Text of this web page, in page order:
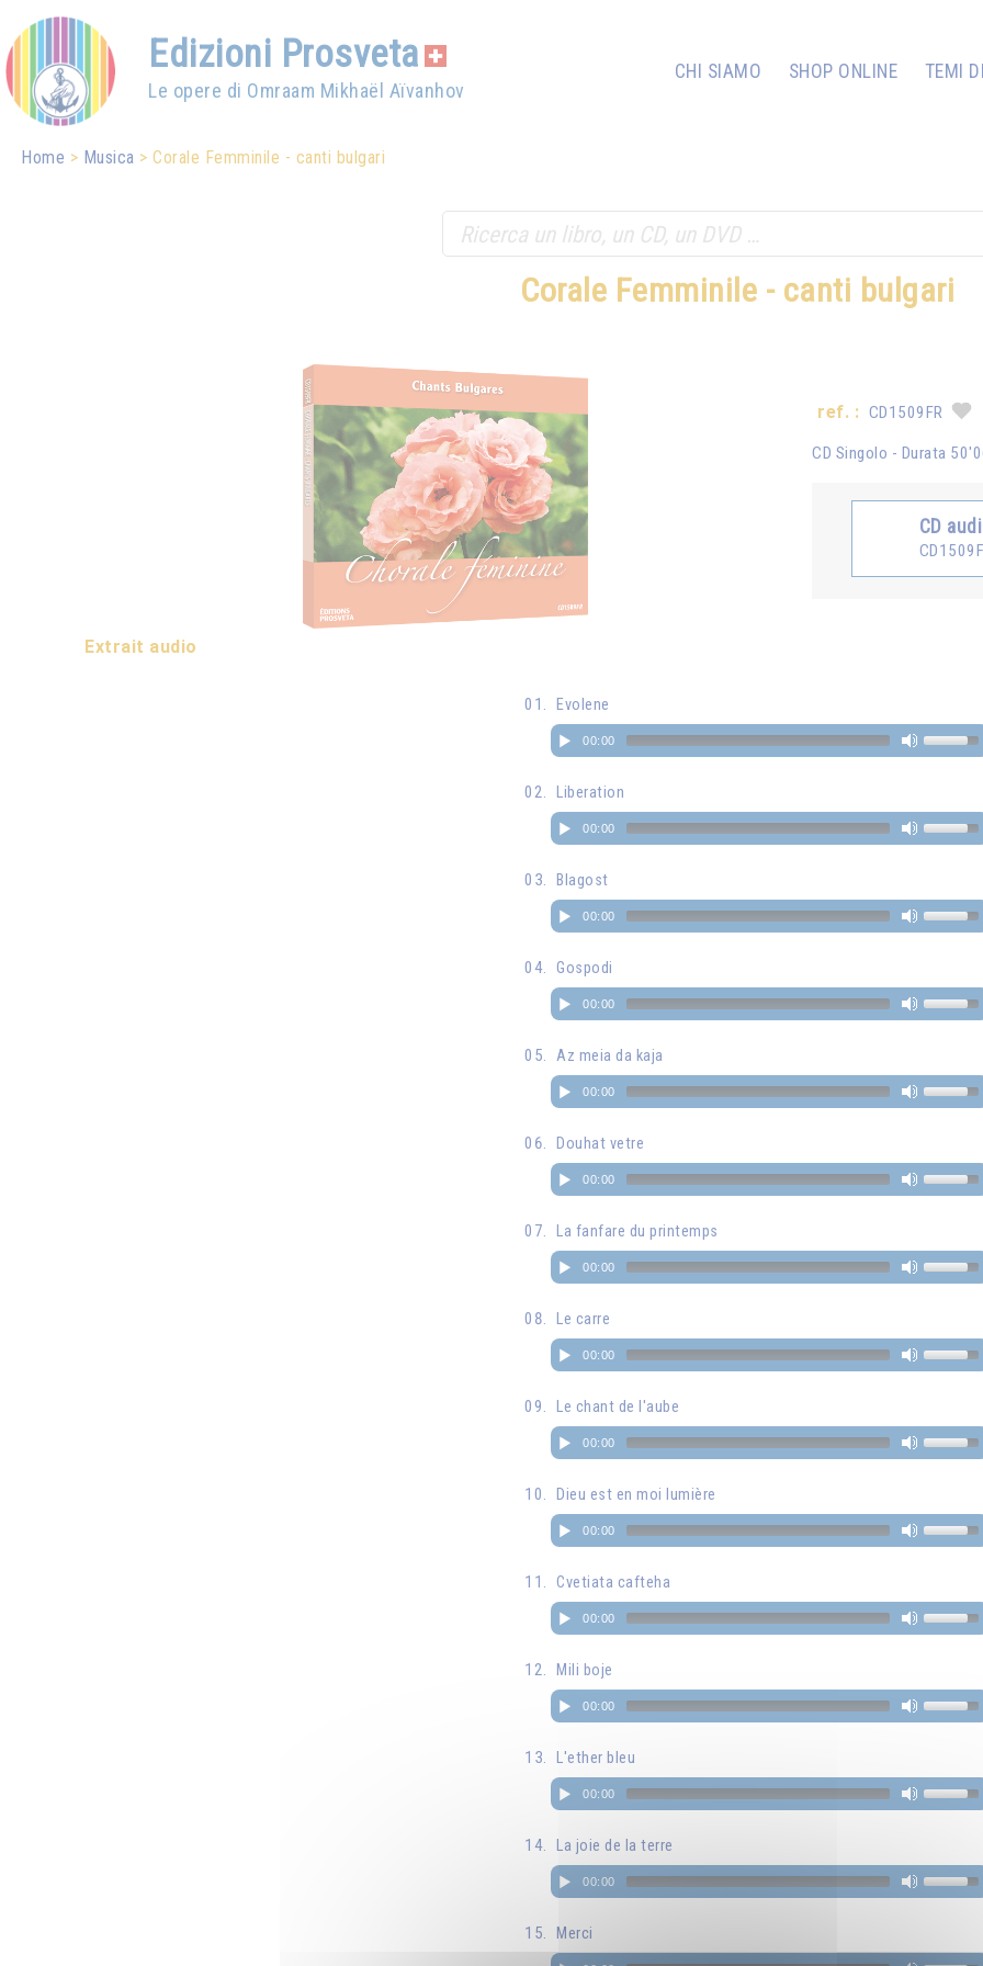
Edizioni Prosveta
Le opere di Omraam Mikhaël Aïvanhov
CHI SIAMO SHOP ONLINE TEMI
Home Musica Corale Femminile - canti bulgari
Corale Femminile - canti bulgari
ref. : CD1509FR
CD Singolo - Durata
CD
Extrait audio
Evolene
00:00
Liberation
00:00
Blagost
00:00
Gospodi
00:00
Az meia da kaja
00:00
Douhat vetre
00:00
La fanfare du printemps
00:00
Le carre
00:00
Le chant de l'aube
00:00
Dieu est en moi lumière
00:00
Cvetiata cafteha
00:00
Mili boje
00:00
L'ether bleu
00:00
La joie de la terre
00:00
Merci